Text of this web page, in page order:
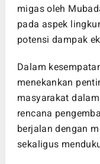
migas oleh
pada aspek
potensi dampak
Dalam
menekankan
masyarakat
rencana
berjalan dengan
sekaligus